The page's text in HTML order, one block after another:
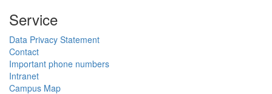
Service
Data Privacy Statement
Contact
Important phone numbers
Intranet
Campus Map